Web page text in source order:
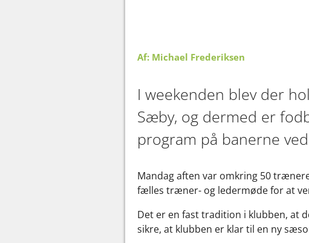
Af: Michael Frederiksen
I weekenden blev der
Sæby, og dermed er
program på banerne
Mandag aften var omkring 50
fælles træner- og ledermøde for at
Det er en fast tradition i klubben, at
sikre, at klubben er klar til en ny